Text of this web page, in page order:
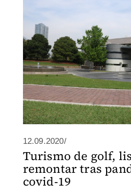
12.09.2020/
Turismo de golf,
remontar tras
covid-19